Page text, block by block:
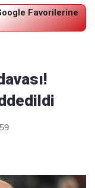
Favorilerine